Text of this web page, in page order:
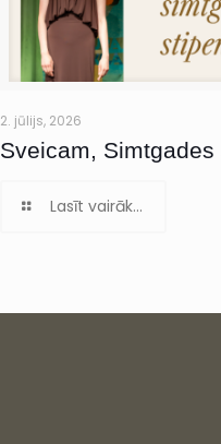
2. jūlijs, 2026
Sveicam,
Lasīt vairāk...